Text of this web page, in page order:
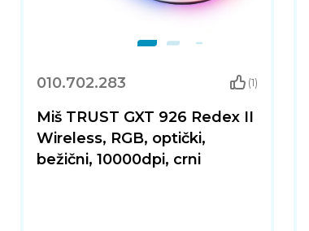
010.702.283 (1)
Miš TRUST GXT 926 Redex II
Wireless, RGB, optički,
bežični, 10000dpi, crni